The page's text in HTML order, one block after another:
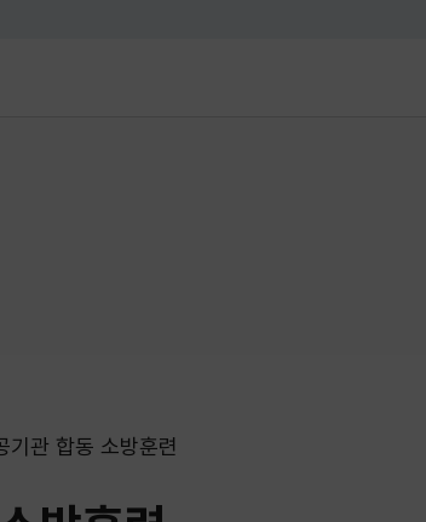
기관 합동 소방훈련